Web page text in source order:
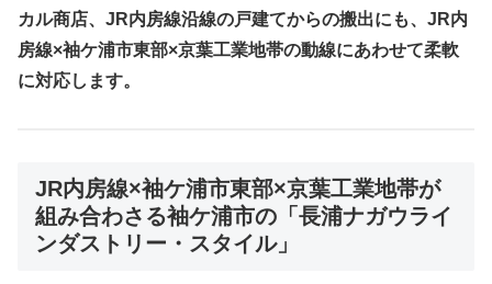
カル商店、JR内房線沿線の戸建てからの搬出にも、JR内
房線×袖ケ浦市東部×京葉工業地帯の動線にあわせて柔軟
に対応します。
JR内房線×袖ケ浦市東部×京葉工業地帯が
組み合わさる袖ケ浦市の「長浦ナガウライ
ンダストリー・スタイル」